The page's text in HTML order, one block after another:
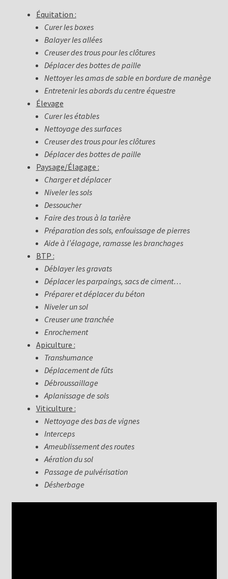
Équitation :
Curer les boxes
Balayer les allées
Creuser des trous pour les clôtures
Déplacer des bottes de paille
Nettoyer les amas de sable en bordure de manège
Entretenir les abords du centre équestre
Élevage
Curer les étables
Nettoyage des surfaces
Creuser des trous pour les clôtures
Déplacer des bottes de paille
Paysage/Élagage :
Charger et déplacer
Niveler les sols
Dessoucher
Faire des trous à la tarière
Préparation des sols, enfouissage de pierres
Aide à l’élagage, ramasse les branchages
BTP :
Déblayer les gravats
Déplacer les parpaings, sacs de ciment…
Préparer et déplacer du béton
Niveler un sol
Creuser une tranchée
Enrochement
Apiculture :
Transhumance
Déplacement de fûts
Débroussaillage
Aplanissage de sols
Viticulture :
Nettoyage des bas de vignes
Interceps
Ameublissement des routes
Aération du sol
Passage de pulvérisation
Désherbage